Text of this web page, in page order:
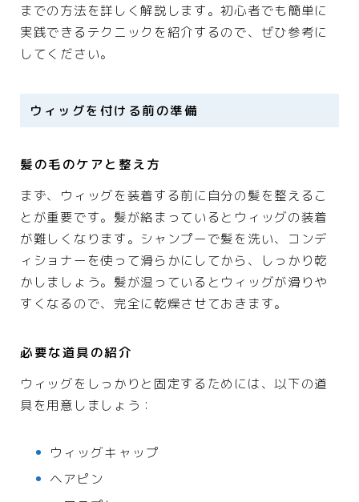
までの方法を詳しく解説します。初心者でも簡単に
実践できるテクニックを紹介するので、ぜひ参考に
してください。
ウィッグを付ける前の準備
髪の毛のケアと整え方
まず、ウィッグを装着する前に自分の髪を整えるこ
とが重要です。髪が絡まっているとウィッグの装着
が難しくなります。シャンプーで髪を洗い、コンデ
ィショナーを使って滑らかにしてから、しっかり乾
かしましょう。髪が湿っているとウィッグが滑りや
すくなるので、完全に乾燥させておきます。
必要な道具の紹介
ウィッグをしっかりと固定するためには、以下の道
具を用意しましょう：
ウィッグキャップ
ヘアピン